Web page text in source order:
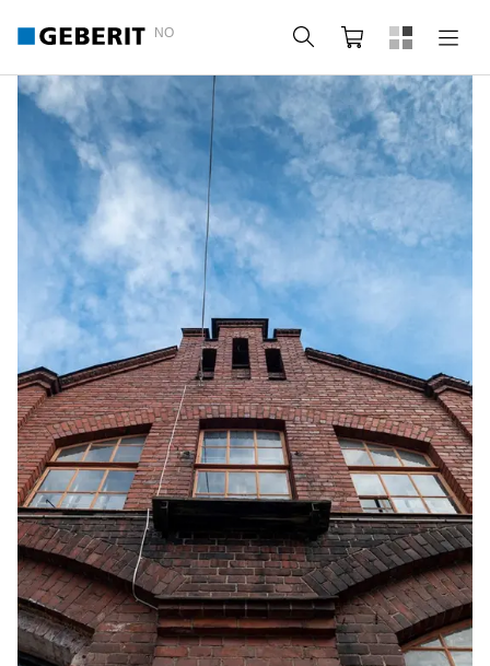
NO Søk Handlekurv